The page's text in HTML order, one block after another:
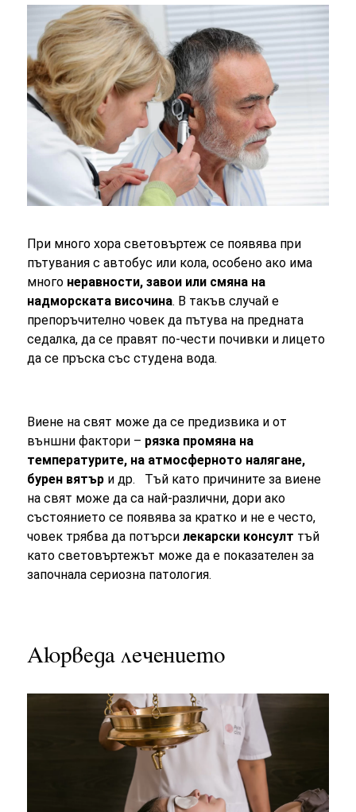
При много хора световъртеж се появява при
пътувания с автобус или кола, особено ако има
много неравности, завои или смяна на
надморската височина. В такъв случай е
препоръчително човек да пътува на предната
седалка, да се правят по-чести почивки и лицето
да се пръска със студена вода.
Виене на свят може да се предизвика и от
външни фактори – рязка промяна на
температурите, на атмосферното налягане,
бурен вятър и др. Тъй като причините за виене
на свят може да са най-различни, дори ако
състоянието се появява за кратко и не е често,
човек трябва да потърсилекарски консулт тъй
като световъртежът може да е показателен за
започнала сериозна патология.
Аюрведа лечението